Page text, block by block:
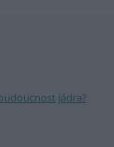
jádra?